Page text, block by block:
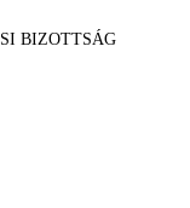
BIZOTTSÁG